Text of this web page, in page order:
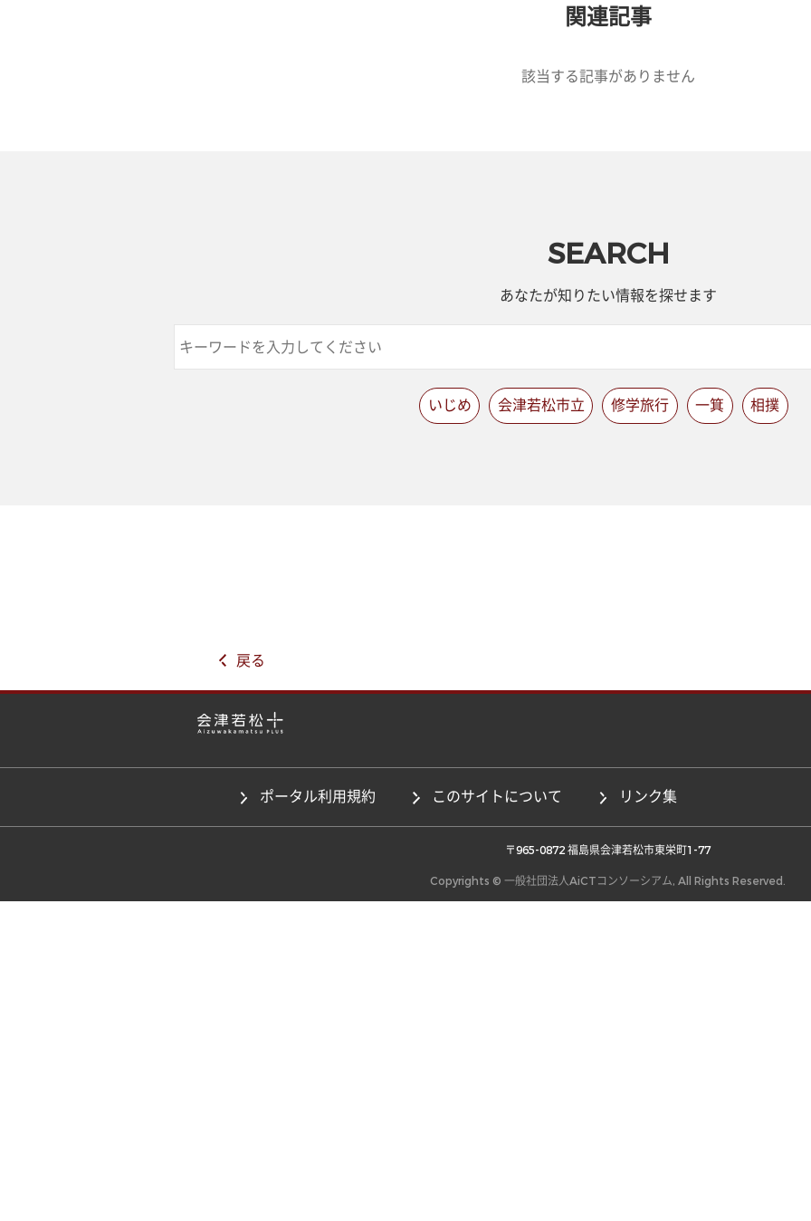
関連記事
該当する記事がありません
SEARCH
あなたが知りたい情報を探せます
いじめ 会津若松市立 修学旅行 一箕 相撲
戻る
ポータル利用規約 このサイトについて リンク集
〒965-0872 福島県会津若松市東栄町1-77
Copyrights © 一般社団法人AiCTコンソーシアム, All Rights Reserved.